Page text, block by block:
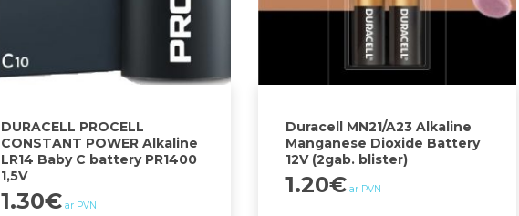
DURACELL PROCELL
CONSTANT POWER Alkaline
LR14 Baby C battery PR1400
1,5V
1.30€ ar PVN
Duracell MN21/A23 Alkaline
Manganese Dioxide Battery
12V (2gab. blister)
1.20€ ar PVN